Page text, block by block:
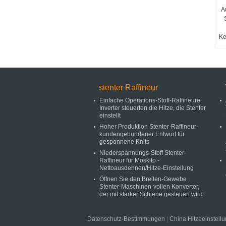
stenter Raffineur
Einfache Operations-Stoff-Raffineure,
Inverter steuerten die Hitze, die Stenter
einstellt
Hoher Produktion Stenter-Raffineur-
kundengebundener Entwurf für
gesponnene Knits
Niederspannungs-Stoff Stenter-
Raffineur für Moskito -
Nettoausdehnen/Hitze-Einstellung
Öffnen Sie den Breiten-Gewebe
Stenter-Maschinen-vollen Konverter,
der mit starker Schiene gesteuert wird
Datenschutz-Bestimmungen China